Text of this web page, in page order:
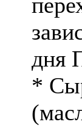
дня
*